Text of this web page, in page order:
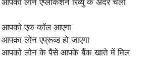
लोन एप्लीकेशन रिव्यु के अंदर चली
आपको एक कॉल आएगा
लोन एप्रूव्ड हो जाएगा
आपको लोन के पैसे आपके बैंक खाते में मिल